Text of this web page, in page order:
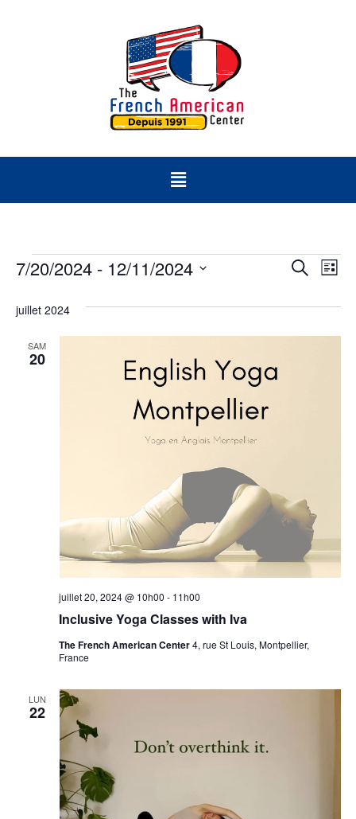
et
Liste
7/20/2024 - 12/11/2024
date.
juillet 2024
SAM
20
Inclusive Yoga Classes with Iva
juillet 20, 2024 @ 10h00 - 11h00
The French American Center4, rue St Louis, Montpellier,
France
LUN
22